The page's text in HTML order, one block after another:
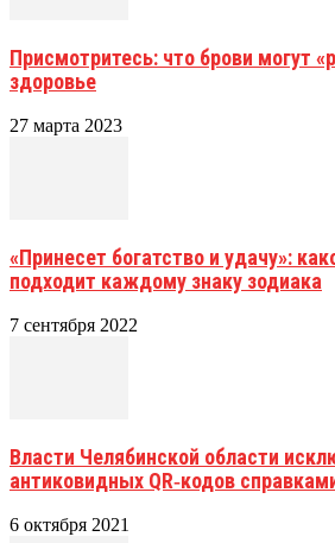
Присмотритесь: что брови могут
здоровье
27 марта 2023
«Принесет богатство и удачу»:
подходит каждому знаку зодиака
7 сентября 2022
Власти Челябинской области
антиковидных QR‑кодов
6 октября 2021